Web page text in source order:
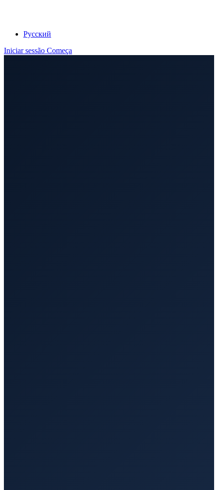
Русский
Iniciar sessão Começa